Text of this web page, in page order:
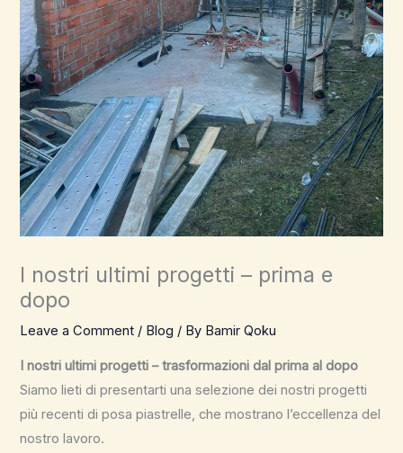
I nostri ultimi progetti – prima e
dopo
Leave a Comment / Blog / By Bamir Qoku
I nostri ultimi progetti – trasformazioni dal prima al dopo
Siamo lieti di presentarti una selezione dei nostri progetti
più recenti di posa piastrelle, che mostrano l’eccellenza del
nostro lavoro.